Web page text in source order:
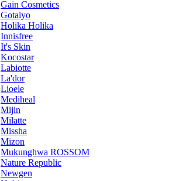
Gain Cosmetics
Gotaiyo
Holika Holika
Innisfree
It's Skin
Kocostar
Labiotte
La'dor
Lioele
Mediheal
Mijin
Milatte
Missha
Mizon
Mukunghwa ROSSOM
Nature Republic
Newgen